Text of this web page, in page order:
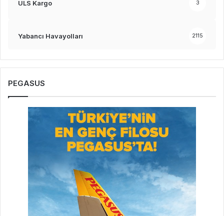
ULS Kargo 3
Yabancı Havayolları 2115
PEGASUS